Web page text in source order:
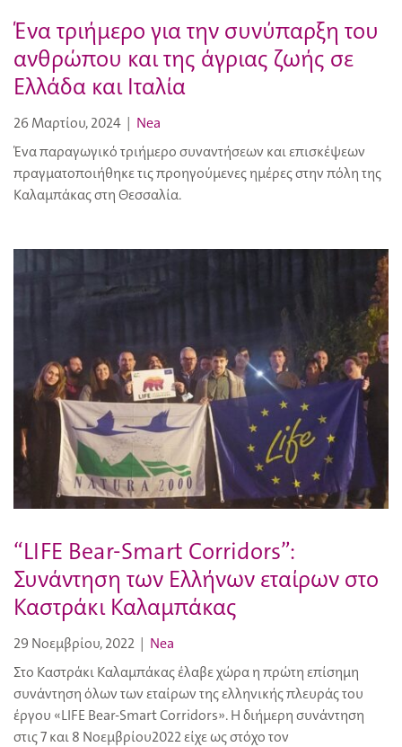
Ένα τριήμερο για την συνύπαρξη του
ανθρώπου και της άγριας ζωής σε
Ελλάδα και Ιταλία
26 Μαρτίου, 2024 | Nea
Ένα παραγωγικό τριήμερο συναντήσεων και επισκέψεων
πραγματοποιήθηκε τις προηγούμενες ημέρες στην πόλη της
Καλαμπάκας στη Θεσσαλία.
“LIFE Bear-Smart Corridors”:
Συνάντηση των Ελλήνων εταίρων στο
Καστράκι Καλαμπάκας
29 Νοεμβρίου, 2022 | Nea
Στο Καστράκι Καλαμπάκας έλαβε χώρα η πρώτη επίσημη
συνάντηση όλων των εταίρων της ελληνικής πλευράς του
έργου «LIFE Bear-Smart Corridors». Η διήμερη συνάντηση
στις 7 και 8 Νοεμβρίου2022 είχε ως στόχο τον